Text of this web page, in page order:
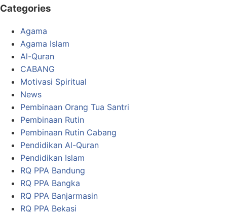
Categories
Agama
Agama Islam
Al-Quran
CABANG
Motivasi Spiritual
News
Pembinaan Orang Tua Santri
Pembinaan Rutin
Pembinaan Rutin Cabang
Pendidikan Al-Quran
Pendidikan Islam
RQ PPA Bandung
RQ PPA Bangka
RQ PPA Banjarmasin
RQ PPA Bekasi